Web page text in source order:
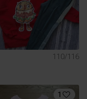
110/116
1